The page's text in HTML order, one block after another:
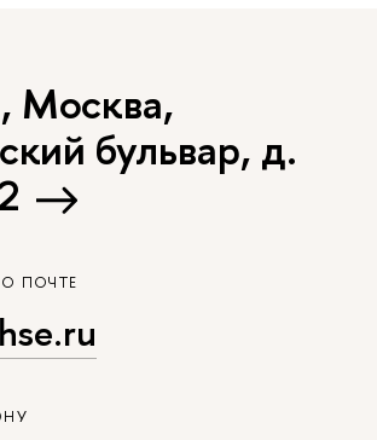
Москва,
бульвар, д.
ПОЧТЕ